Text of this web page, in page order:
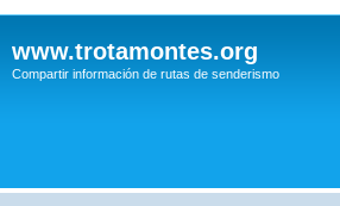
www.trotamontes.org
Compartir información de rutas de senderismo